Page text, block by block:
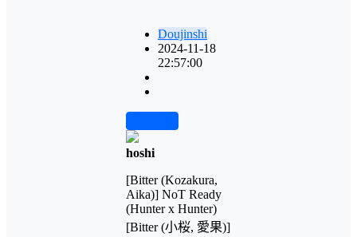
Doujinshi
2024-11-18
22:57:00
hoshi
[Bitter (Kozakura,
Aika)] NoT Ready
(Hunter x Hunter)
[Bitter (小桜, 愛果)]